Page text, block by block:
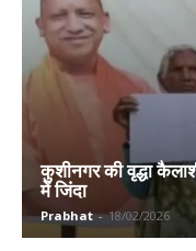
कुशीनगर की वृद्धा
में जिंदा
Prabhat - 18/02/2026